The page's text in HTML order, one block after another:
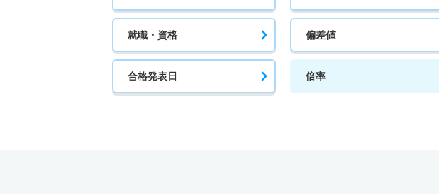
就職・資格 偏差値
合格発表日 倍率